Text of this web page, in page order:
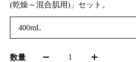
(乾燥～混合肌用)」セット。
400mL
数量 1